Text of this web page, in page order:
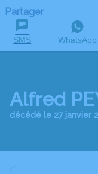
Partager
SMS WhatsApp
Alfred
décédé le 27 janvier